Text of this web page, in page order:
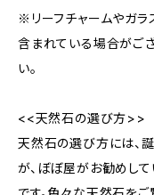
※リーフチャームやガラ
含まれている場合がご
い。
<<天然石の選び方>>
天然石の選び方には、
が、ぼぼ屋がお勧めして